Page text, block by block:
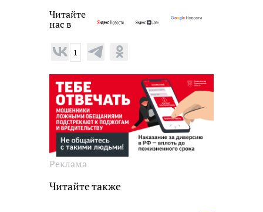
Читайте
нас в
1
Реклама
Читайте также